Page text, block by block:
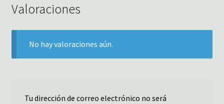
Valoraciones
No hay valoraciones aún.
Tu dirección de correo electrónico no será